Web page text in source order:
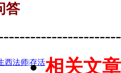
答
西法师|存活相关文章